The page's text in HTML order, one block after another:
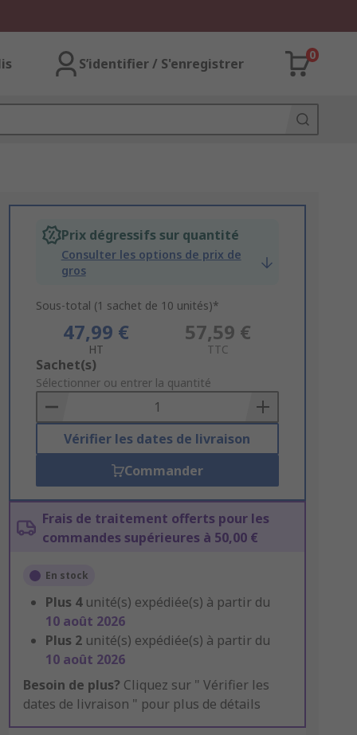
S’identifier / S'enregistrer
0
Prix dégressifs sur quantité
Consulter les options de prix de
gros
Sous-total (1 sachet de 10 unités)*
47,99 €
HT
57,59 €
TTC
Add
to
Basket
Sachet(s)
Sélectionner ou entrer la quantité
Vérifier les dates de livraison
Commander
Frais de traitement offerts pour les
commandes supérieures à 50,00 €
En stock
Plus 4 unité(s) expédiée(s) à partir du
10 août 2026
Plus 2 unité(s) expédiée(s) à partir du
10 août 2026
Besoin de plus? Cliquez sur " Vérifier les
dates de livraison " pour plus de détails